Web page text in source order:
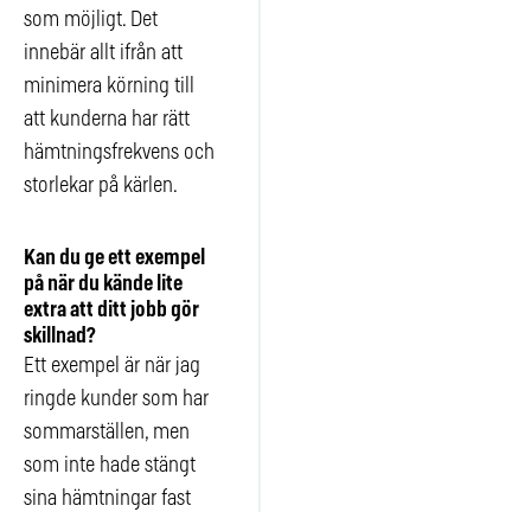
som möjligt. Det
innebär allt ifrån att
minimera körning till
att kunderna har rätt
hämtningsfrekvens och
storlekar på kärlen.
Kan du ge ett exempel
på när du kände lite
extra att ditt jobb gör
skillnad?
Ett exempel är när jag
ringde kunder som har
sommarställen, men
som inte hade stängt
sina hämtningar fast